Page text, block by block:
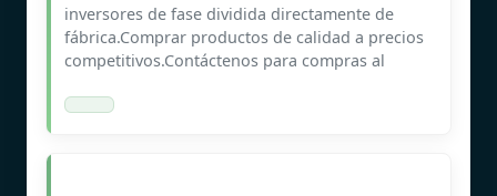
inversores de fase dividida directamente de
fábrica.Comprar productos de calidad a precios
competitivos.Contáctenos para compras al